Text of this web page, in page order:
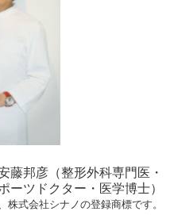
藤邦彦（整形外科専門医・
ーツドクター・医学博士）
株式会社シナノの登録商標です。